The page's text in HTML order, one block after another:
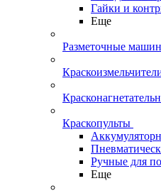
Гайки и
Еще
Разметочные
Краскопульты
Ручные для
Еще